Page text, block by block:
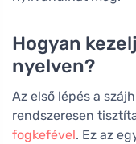
Hogyan
nyelven?
Az első lépés a
rendszeresen
fogkefével. Ez az